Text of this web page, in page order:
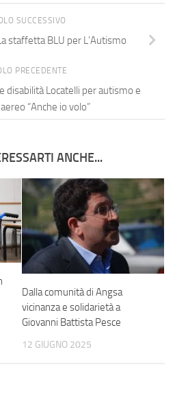
SUCCESSIVO
staffetta BLU per L’Autismo
PRECEDENTE
disabilità Locatelli per autismo e
“Anche io volo”
ANCHE...
Dalla comunità di Angsa
vicinanza e solidarietà a
Giovanni Battista Pesce
12 GIUGNO 2025